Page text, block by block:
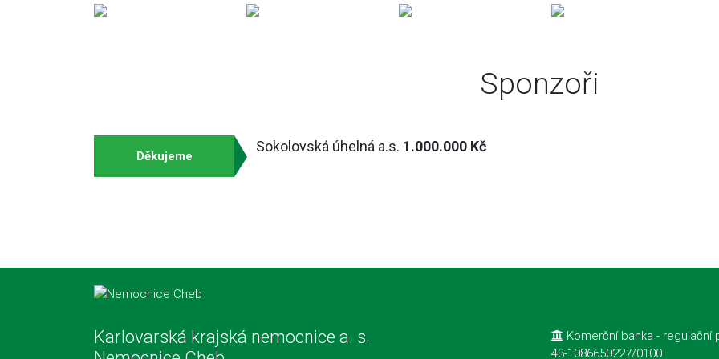
Sponzoři
Děkujeme
Sokolovská úhelná a.s. 1.000.000 Kč
Karlovarská krajská nemocnice a. s.
Komerční banka - regulační
43-1086650227/0100